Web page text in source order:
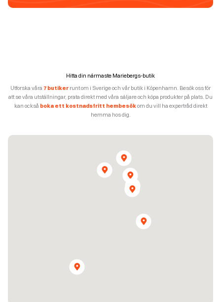
Hitta din närmaste Mariebergs-butik
Utforska våra 7 butiker runt om i Sverige och vår butik i Köpenhamn. Besök oss för
att se våra utställningar, prata direkt med våra säljare och köpa produkter på plats. Du
kan också boka ett kostnadsfritt hembesökom du vill ha expertråd direkt
hemma hos dig.